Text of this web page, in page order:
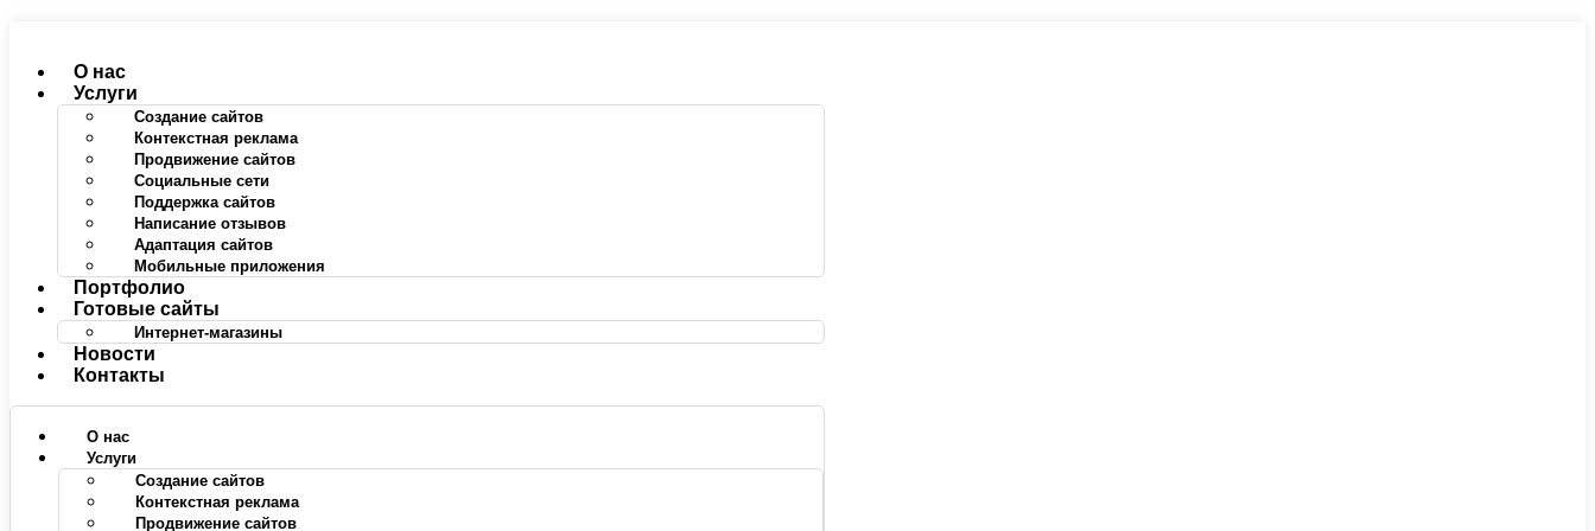
содержимому
О нас
Услуги
Создание сайтов
Контекстная реклама
Продвижение сайтов
Социальные сети
Поддержка сайтов
Написание отзывов
Адаптация сайтов
Мобильные приложения
Портфолио
Готовые сайты
Интернет-магазины
Новости
Контакты
О нас
Услуги
Создание сайтов
Контекстная реклама
Продвижение сайтов